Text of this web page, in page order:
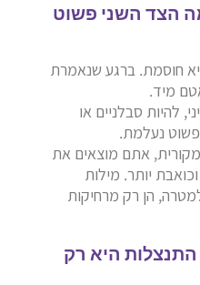
הצד השני פשוט
חוסמת. ברגע שנאמרת
מיד.
להיות סבלניים או
נעלמת.
אתם מוצאים את
יותר. מילות
הן רק מרחיקות
היא רק